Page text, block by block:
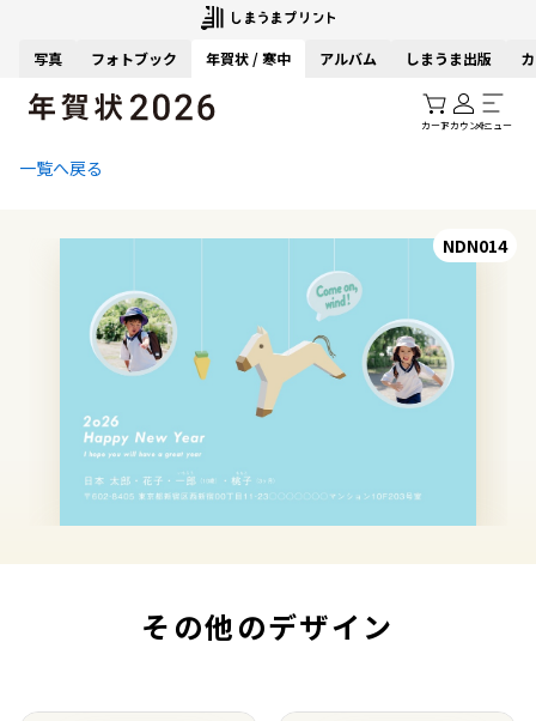
写真 フォトブック 年賀状 / 寒中 アルバム しまうま出版
カートアカウントメニュー
一覧へ戻る
NDN014
その他のデザイン